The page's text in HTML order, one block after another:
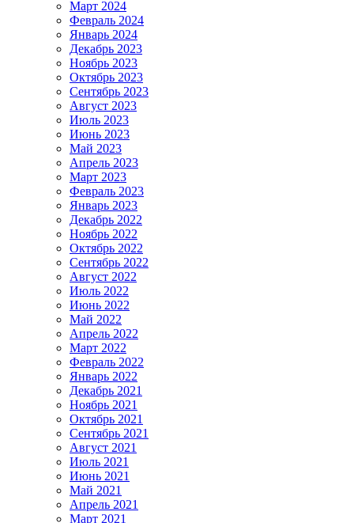
Март 2024
Февраль 2024
Январь 2024
Декабрь 2023
Ноябрь 2023
Октябрь 2023
Сентябрь 2023
Август 2023
Июль 2023
Июнь 2023
Май 2023
Апрель 2023
Март 2023
Февраль 2023
Январь 2023
Декабрь 2022
Ноябрь 2022
Октябрь 2022
Сентябрь 2022
Август 2022
Июль 2022
Июнь 2022
Май 2022
Апрель 2022
Март 2022
Февраль 2022
Январь 2022
Декабрь 2021
Ноябрь 2021
Октябрь 2021
Сентябрь 2021
Август 2021
Июль 2021
Июнь 2021
Май 2021
Апрель 2021
Март 2021